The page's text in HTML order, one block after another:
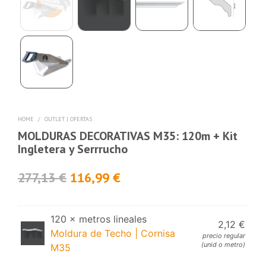
HOME / OUTLET | OFERTAS
MOLDURAS DECORATIVAS M35: 120m + Kit
Ingletera y Serrrucho
277,13€ 116,99 €
120 × metros lineales
Moldura de Techo | Cornisa
M35
2,12 €
precio regular
(unid o metro)